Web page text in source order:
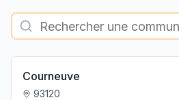
Courneuve
93120